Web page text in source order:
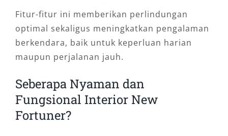
Fitur-fitur ini memberikan perlindungan
optimal sekaligus meningkatkan pengalaman
berkendara, baik untuk keperluan harian
maupun perjalanan jauh.
Seberapa Nyaman dan
Fungsional Interior New
Fortuner?